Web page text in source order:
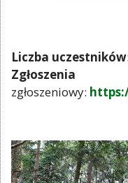
Liczba uczestników
Zgłoszenia /
zgłoszeniowy: